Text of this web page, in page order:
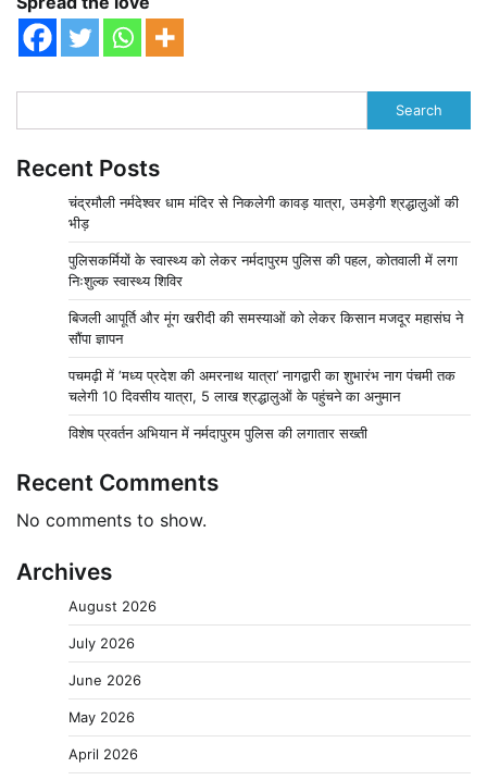
Search
Recent Posts
चंद्रमौली नर्मदेश्वर धाम मंदिर से निकलेगी कावड़ यात्रा, उमड़ेगी श्रद्धालुओं की
भीड़
पुलिसकर्मियों के स्वास्थ्य को लेकर नर्मदापुरम पुलिस की पहल, कोतवाली में लगा
निःशुल्क स्वास्थ्य शिविर
बिजली आपूर्ति और मूंग खरीदी की समस्याओं को लेकर किसान मजदूर महासंघ ने
सौंपा ज्ञापन
पचमढ़ी में ‘मध्य प्रदेश की अमरनाथ यात्रा’ नागद्वारी का शुभारंभ नाग पंचमी तक
चलेगी 10 दिवसीय यात्रा, 5 लाख श्रद्धालुओं के पहुंचने का अनुमान
विशेष प्रवर्तन अभियान में नर्मदापुरम पुलिस की लगातार सख्ती
Recent Comments
No comments to show.
Archives
August 2026
July 2026
June 2026
May 2026
April 2026